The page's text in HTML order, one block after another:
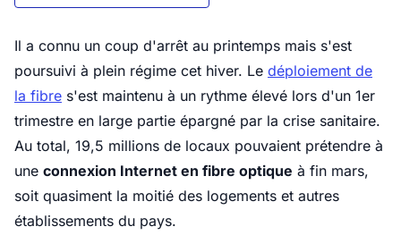
Il a connu un coup d'arrêt au printemps mais s'est
poursuivi à plein régime cet hiver. Le déploiement de
la fibre s'est maintenu à un rythme élevé lors d'un 1er
trimestre en large partie épargné par la crise sanitaire.
Au total, 19,5 millions de locaux pouvaient prétendre à
une connexion Internet en fibre optique à fin mars,
soit quasiment la moitié des logements et autres
établissements du pays.